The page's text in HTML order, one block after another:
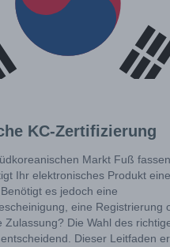
KC-Zertifizierung
Markt Fuß
Ihr elektronisches Produkt
es jedoch eine
eine Registrierung
Zulassung? Die Wahl des
Dieser Leitfaden